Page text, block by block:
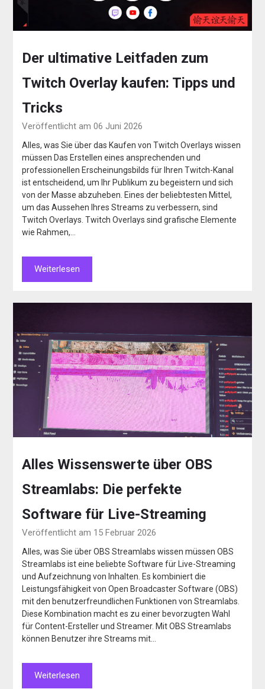
Der ultimative Leitfaden zum
Twitch Overlay kaufen: Tipps und
Tricks
Veröffentlicht am 06 Juni 2026
Alles, was Sie über das Kaufen von Twitch Overlays wissen
müssen Das Erstellen eines ansprechenden und
professionellen Erscheinungsbilds für Ihren Twitch-Kanal
ist entscheidend, um Ihr Publikum zu begeistern und sich
von der Masse abzuheben. Eines der beliebtesten Mittel,
um das Aussehen Ihres Streams zu verbessern, sind
Twitch Overlays. Twitch Overlays sind grafische Elemente
wie Rahmen,…
Weiterlesen
Alles Wissenswerte über OBS
Streamlabs: Die perfekte
Software für Live-Streaming
Veröffentlicht am 15 Februar 2026
Alles, was Sie über OBS Streamlabs wissen müssen OBS
Streamlabs ist eine beliebte Software für Live-Streaming
und Aufzeichnung von Inhalten. Es kombiniert die
Leistungsfähigkeit von Open Broadcaster Software (OBS)
mit den benutzerfreundlichen Funktionen von Streamlabs.
Diese Kombination macht es zu einer bevorzugten Wahl
für Content-Ersteller und Streamer. Mit OBS Streamlabs
können Benutzer ihre Streams mit…
Weiterlesen